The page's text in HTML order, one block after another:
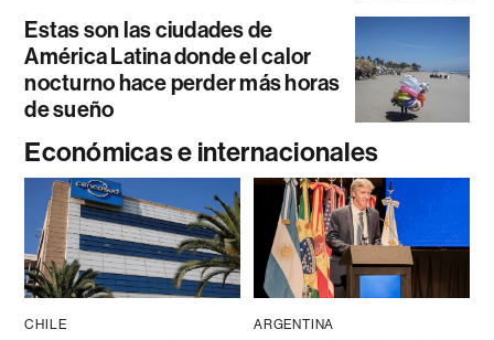
Estas son las ciudades de
América Latina donde el calor
nocturno hace perder más horas
de sueño
Económicas e internacionales
CHILE ARGENTINA